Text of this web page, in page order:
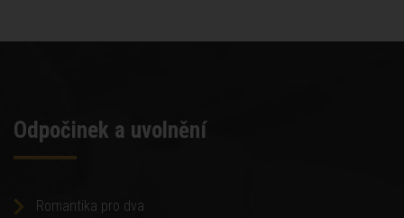
Odpočinek a uvolnění
Romantika pro dva